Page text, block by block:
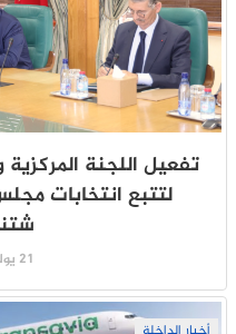
تفعيل اللجنة المركزية
21 يوليو 2026